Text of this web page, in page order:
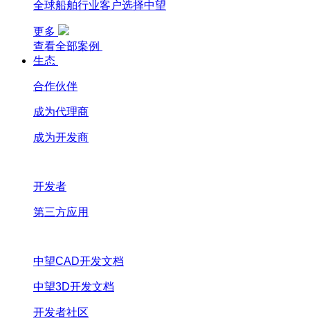
全球船舶行业客户选择中望
更多
查看全部案例
生态
合作伙伴
成为代理商
成为开发商
开发者
第三方应用
中望CAD开发文档
中望3D开发文档
开发者社区